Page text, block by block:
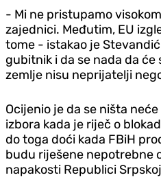
- Mi ne pristupamo
zajednici. Međutim, EU
tome - istakao je
gubitnik i da se nada da
zemlje nisu neprijatelji
Ocijenio je da se ništa
izbora kada je riječ o
do toga doći kada FBiH
budu riješene nepotrebne
napakosti Republici